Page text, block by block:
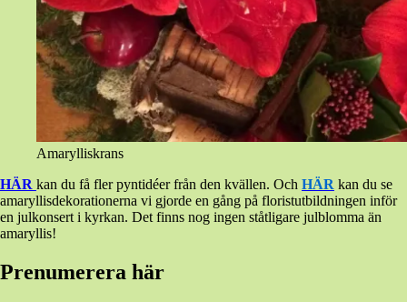
Amarylliskrans
HÄR kan du få fler pyntidéer från den kvällen. Och HÄR kan du se
amaryllisdekorationerna vi gjorde en gång på floristutbildningen inför
en julkonsert i kyrkan. Det finns nog ingen ståtligare julblomma än
amaryllis!
Prenumerera här